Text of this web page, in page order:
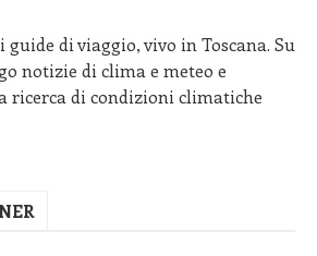
guide di viaggio, vivo in Toscana. Su
notizie di clima e meteo e
ricerca di condizioni climatiche